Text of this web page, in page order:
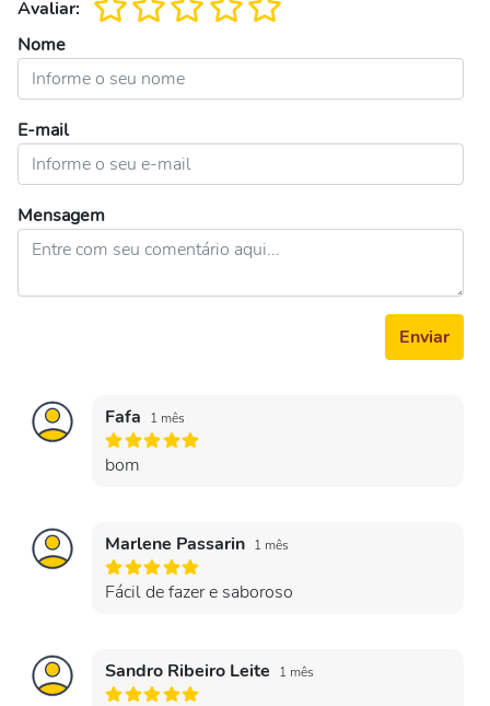
Avaliar:
Nome
E-mail
Mensagem
Enviar
Fafa 1 mês
bom
Marlene Passarin 1 mês
Fácil de fazer e saboroso
Sandro Ribeiro Leite 1 mês